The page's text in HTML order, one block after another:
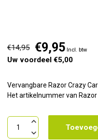
€14,95 €9,95 Incl. btw
Uw voordeel €5,00
Vervangbare Razor Crazy
Het artikelnummer van Razor